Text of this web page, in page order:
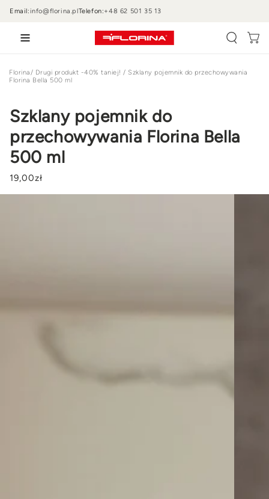
PRZEJDŹ DO
TREŚCI
Email:info@florina.plTelefon:+48 62 501 35 13
Wózek
Florina/ Drugi produkt -40% taniej! / Szklany pojemnik do przechowywania
Florina Bella 500 ml
Szklany pojemnik do
przechowywania Florina Bella
500 ml
19,00zł
PRZEJDŹ DO